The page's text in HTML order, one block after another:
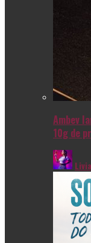
Ambev
10g de